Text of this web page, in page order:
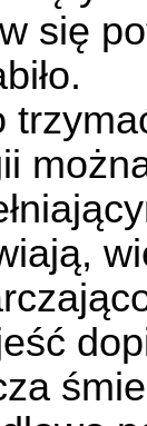
się